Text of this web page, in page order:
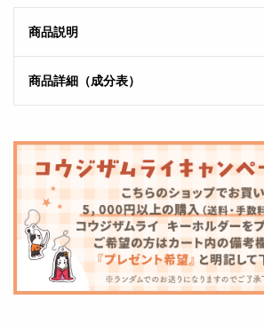
商品説明
商品詳細（成分表）